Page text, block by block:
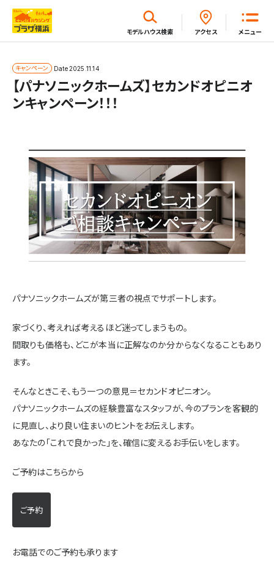
メニュー
モデルハウス検索 アクセス
キャンペーン Date2025.11.14
【パナソニックホームズ】セカンドオピニオ
ンキャンペーン！！！
パナソニックホームズが第三者の視点でサポートします。
家づくり、考えれば考えるほど迷ってしまうもの。
間取りも価格も、どこが本当に正解なのか分からなくなることもあり
ます。
そんなときこそ、もう一つの意見＝セカンドオピニオン。
パナソニックホームズの経験豊富なスタッフが、今のプランを客観的
に見直し、より良い住まいのヒントをお伝えします。
あなたの「これで良かった」を、確信に変えるお手伝いをします。
ご予約はこちらから
ご予約
お電話でのご予約も承ります
閉じる
ホーム
モデルハウス一覧
イベント・セミナー・キャンペーン一覧
新着情報一覧
施設・サービス
アクセス
住まいと暮らしのコラム
住宅展示場出展に関するご案内